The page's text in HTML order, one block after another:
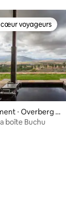
cœur voyageurs
voyageurs
⋅ Overberg Di
boîte Buchu